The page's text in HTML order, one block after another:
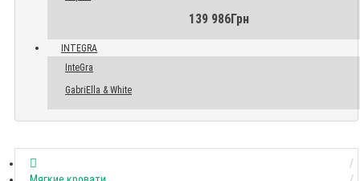
139 986Грн
INTEGRA
InteGra
GabriElla & White